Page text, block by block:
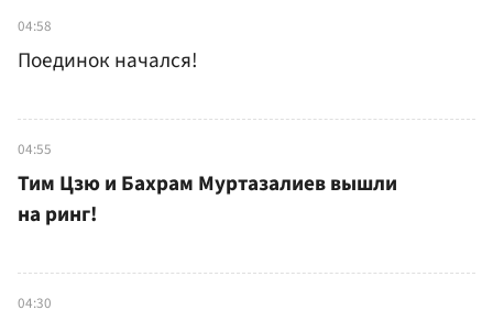
04:58
Поединок начался!
04:55
Тим Цзю и Бахрам Муртазалиев вышли
на ринг!
04:30